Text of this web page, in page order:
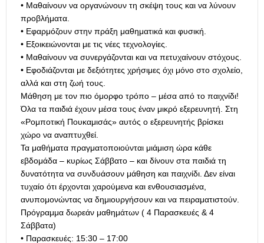
• Μαθαίνουν να οργανώνουν τη σκέψη τους και να λύνουν
προβλήματα.
• Εφαρμόζουν στην πράξη μαθηματικά και φυσική.
• Εξοικειώνονται με τις νέες τεχνολογίες.
• Μαθαίνουν να συνεργάζονται και να πετυχαίνουν στόχους.
• Εφοδιάζονται με δεξιότητες χρήσιμες όχι μόνο στο σχολείο,
αλλά και στη ζωή τους.
Μάθηση με τον πιο όμορφο τρόπο – μέσα από το παιχνίδι!
Όλα τα παιδιά έχουν μέσα τους έναν μικρό εξερευνητή. Στη
«Ρομποτική Πουκαμισάς» αυτός ο εξερευνητής βρίσκει
χώρο να αναπτυχθεί.
Τα μαθήματα πραγματοποιούνται μιάμιση ώρα κάθε
εβδομάδα – κυρίως Σάββατο – και δίνουν στα παιδιά τη
δυνατότητα να συνδυάσουν μάθηση και παιχνίδι. Δεν είναι
τυχαίο ότι έρχονται χαρούμενα και ενθουσιασμένα,
ανυπομονώντας να δημιουργήσουν και να πειραματιστούν.
Πρόγραμμα δωρεάν μαθημάτων ( 4 Παρασκευές & 4
Σάββατα)
• Παρασκευές: 15:30 – 17:00